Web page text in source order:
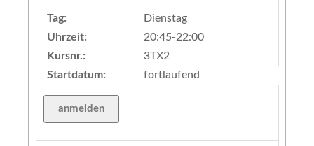
Tag:
Dienstag
Uhrzeit:
20:45-22:00
Kursnr.:
3TX2
Startdatum:
fortlaufend